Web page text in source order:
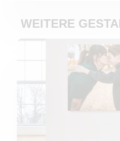
WEITERE
Leinwand aufhängen